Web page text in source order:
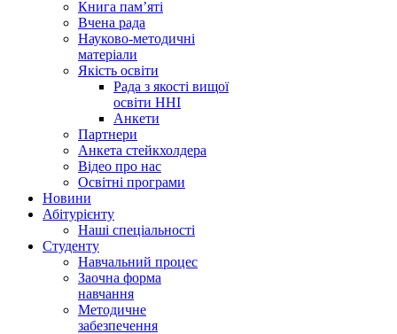
Книга памʼяті
Вчена рада
Науково-методичні
матеріали
Якість освіти
Рада з якості вищої
освіти ННІ
Анкети
Партнери
Анкета стейкхолдера
Відео про нас
Освітні програми
Hовини
Абітурієнту
Наші спеціальності
Студенту
Навчальний процес
Заочна форма
навчання
Методичне
забезпечення